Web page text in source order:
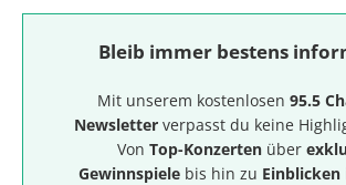
Bleib immer bestens
Mit unserem kostenlosen 95.5
Newsletterverpasst du keine
Von Top-Konzerten über
Gewinnspiele bis hin zu Einblicken